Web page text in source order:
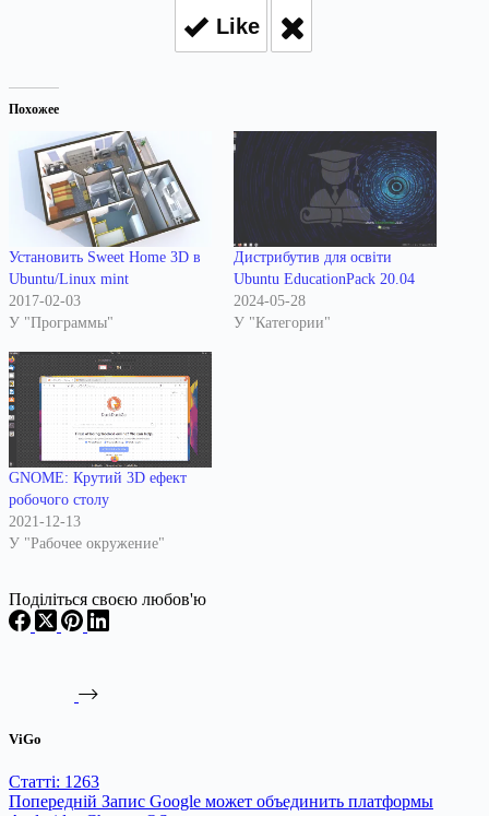
Like
Похожее
Установить Sweet Home 3D в
Ubuntu/Linux mint
2017-02-03
У "Программы"
Дистрибутив для освіти
Ubuntu EducationPack 20.04
2024-05-28
У "Категории"
GNOME: Крутий 3D ефект
робочого столу
2021-12-13
У "Рабочее окружение"
Поділіться своєю любов'ю
ViGo
Статті: 1263
Попередній Запис Google может объединить платформы